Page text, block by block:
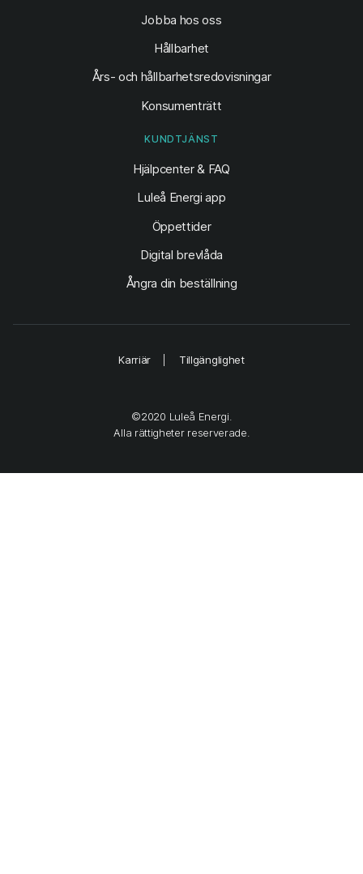
Jobba hos oss
Hållbarhet
Års- och hållbarhetsredovisningar
Konsumenträtt
KUNDTJÄNST
Hjälpcenter & FAQ
Luleå Energi app
Öppettider
Digital brevlåda
Ångra din beställning
©2020 Luleå Energi.
Alla rättigheter reserverade.
Karriär Tillgänglighet